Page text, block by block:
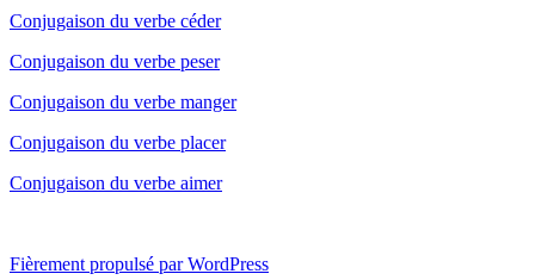
Conjugaison du verbe céder
Conjugaison du verbe peser
Conjugaison du verbe manger
Conjugaison du verbe placer
Conjugaison du verbe aimer
Fièrement propulsé par WordPress